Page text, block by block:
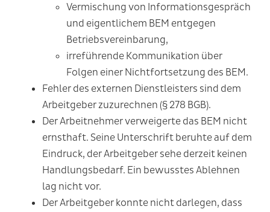
Vermischung von Informationsgespräch
und eigentlichem BEM entgegen
Betriebsvereinbarung,
irreführende Kommunikation über
Folgen einer Nichtfortsetzung des BEM.
Fehler des externen Dienstleisters sind dem
Arbeitgeber zuzurechnen (§ 278 BGB).
Der Arbeitnehmer verweigerte das BEM nicht
ernsthaft. Seine Unterschrift beruhte auf dem
Eindruck, der Arbeitgeber sehe derzeit keinen
Handlungsbedarf. Ein bewusstes Ablehnen
lag nicht vor.
Der Arbeitgeber konnte nicht darlegen, dass